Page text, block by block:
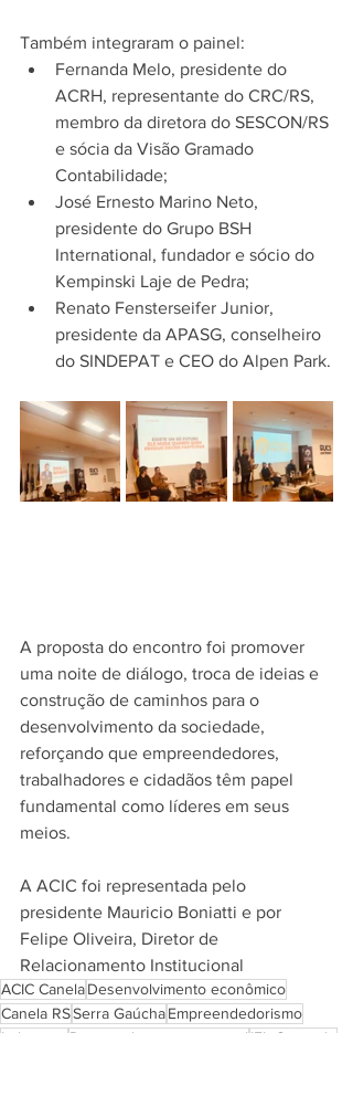
Também integraram o painel:
Fernanda Melo, presidente do
ACRH, representante do CRC/RS,
membro da diretora do SESCON/RS
e sócia da Visão Gramado
Contabilidade;
José Ernesto Marino Neto,
presidente do Grupo BSH
International, fundador e sócio do
Kempinski Laje de Pedra;
Renato Fensterseifer Junior,
presidente da APASG, conselheiro
do SINDEPAT e CEO do Alpen Park.
A proposta do encontro foi promover
uma noite de diálogo, troca de ideias e
construção de caminhos para o
desenvolvimento da sociedade,
reforçando que empreendedores,
trabalhadores e cidadãos têm papel
fundamental como líderes em seus
meios.
A ACIC foi representada pelo
presidente Mauricio Boniatti e por
Felipe Oliveira, Diretor de
Relacionamento Institucional
ACIC CanelaDesenvolvimento econômico
Canela RSSerra GaúchaEmpreendedorismo
Liderança
Desenvolvimento regional IFL Gramado